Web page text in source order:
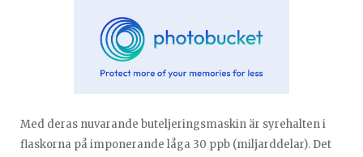
Med deras nuvarande buteljeringsmaskin är syrehalten i
flaskorna på imponerande låga 30 ppb (miljarddelar). Det